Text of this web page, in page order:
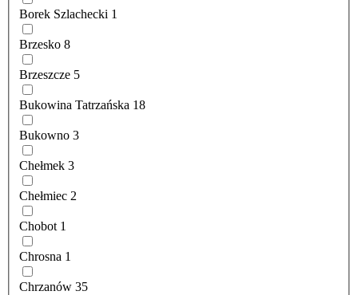
Borek Szlachecki 1
Brzesko 8
Brzeszcze 5
Bukowina Tatrzańska 18
Bukowno 3
Chełmek 3
Chełmiec 2
Chobot 1
Chrosna 1
Chrzanów 35